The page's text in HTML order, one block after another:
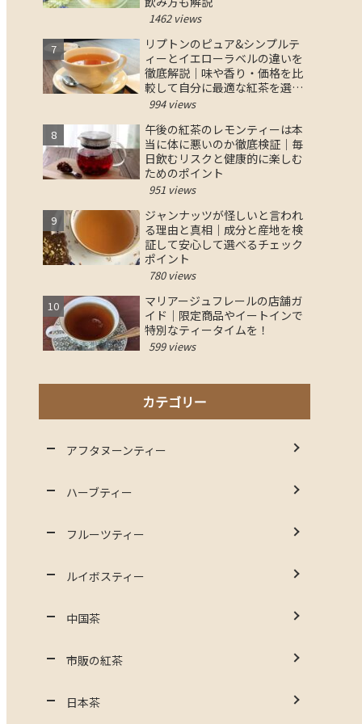
1462 views
リプトンのピュア&シンプルテ
ィーとイエローラベルの違いを
徹底解説｜味や香り・価格を比
較して自分に最適な紅茶を選ぶ
コツ
994 views
午後の紅茶のレモンティーは本
当に体に悪いのか徹底検証｜毎
日飲むリスクと健康的に楽しむ
ためのポイント
951 views
ジャンナッツが怪しいと言われ
る理由と真相｜成分と産地を検
証して安心して選べるチェック
ポイント
780 views
マリアージュフレールの店舗ガ
イド｜限定商品やイートインで
特別なティータイムを！
599 views
カテゴリー
アフタヌーンティー
ハーブティー
フルーツティー
ルイボスティー
中国茶
市販の紅茶
日本茶